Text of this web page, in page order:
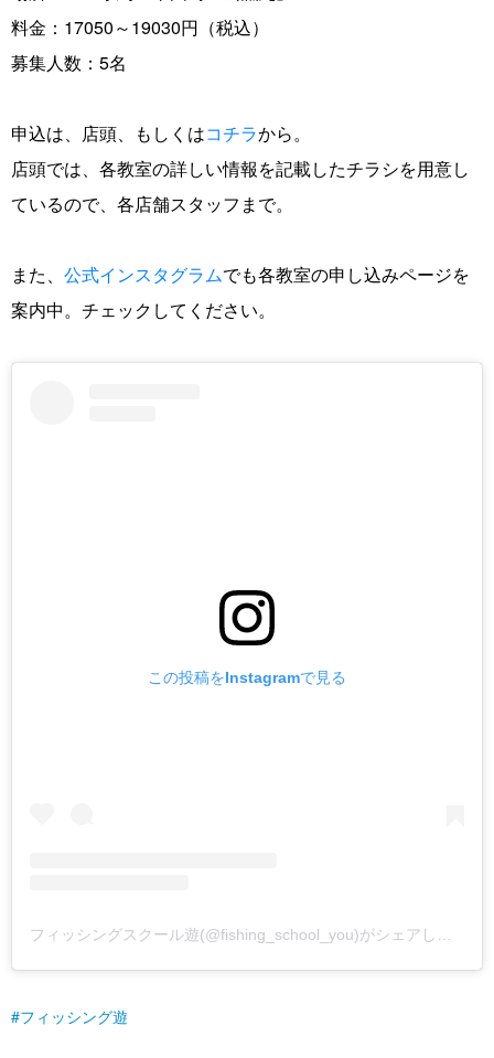
料金：17050～19030円（税込）
募集人数：5名
申込は、店頭、もしくはコチラから。
店頭では、各教室の詳しい情報を記載したチラシを用意し
ているので、各店舗スタッフまで。
また、 公式インスタグラムでも各教室の申し込みページを
案内中。チェックしてください。
この投稿をInstagramで見る
フィッシング遊